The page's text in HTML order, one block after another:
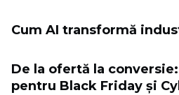
Cum AI transformă
De la ofertă la
pentru Black Friday și